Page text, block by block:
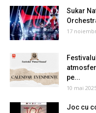
Sukar
17
pe...
10 mai
Joc cu